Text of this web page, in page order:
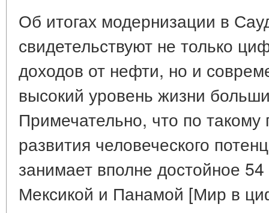
Об итогах модернизации в
свидетельствуют не только
доходов от нефти, но и
высокий уровень жизни
Примечательно, что по такому
развития человеческого
занимает вполне достойное
Мексикой и Панамой [Мир в